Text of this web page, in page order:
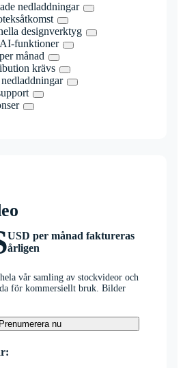
nedladdningar
designverktyg
funktioner
månad
krävs
nedladdningar
USD per månad faktureras
årligen
vår samling av stockvideor och
för kommersiellt bruk. Bilder
Prenumerera nu